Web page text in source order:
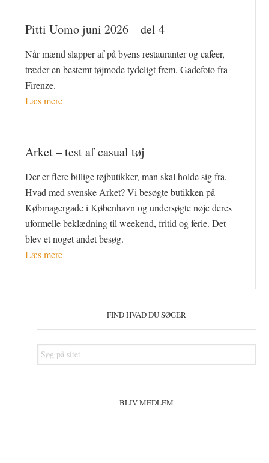
Pitti Uomo juni 2026 – del 4
Når mænd slapper af på byens restauranter og cafeer,
træder en bestemt tøjmode tydeligt frem. Gadefoto fra
Firenze.
Læs mere
Arket – test af casual tøj
Der er flere billige tøjbutikker, man skal holde sig fra.
Hvad med svenske Arket? Vi besøgte butikken på
Købmagergade i København og undersøgte nøje deres
uformelle beklædning til weekend, fritid og ferie. Det
blev et noget andet besøg.
Læs mere
FIND HVAD DU SØGER
Søg
på
BLIV MEDLEM